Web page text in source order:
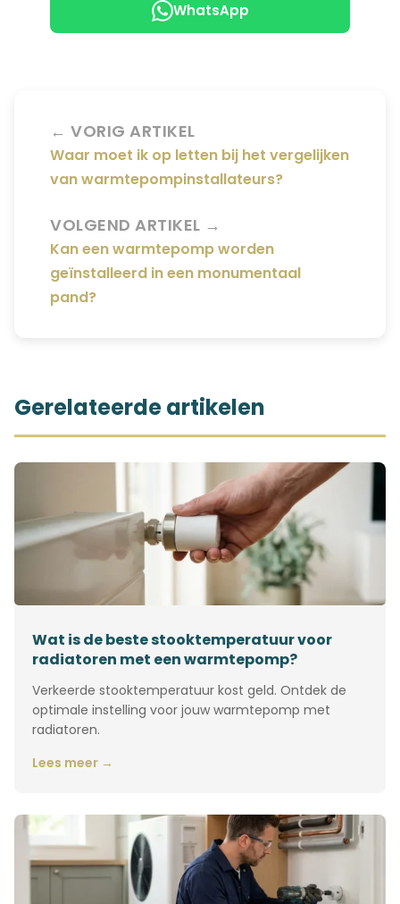
WhatsApp
← VORIG ARTIKEL
Waar moet ik op letten bij het vergelijken
van warmtepompinstallateurs?
VOLGEND ARTIKEL →
Kan een warmtepomp worden
geïnstalleerd in een monumentaal
pand?
Gerelateerde artikelen
Wat is de beste stooktemperatuur voor
radiatoren met een warmtepomp?
Verkeerde stooktemperatuur kost geld. Ontdek de
optimale instelling voor jouw warmtepomp met
radiatoren.
Lees meer →